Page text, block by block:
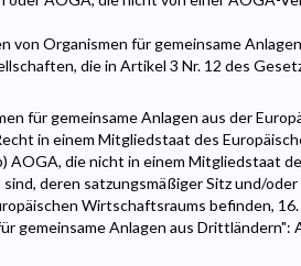
von Organismen für gemeinsame
die in Artikel 3 Nr. 12 des
für gemeinsame Anlagen aus der
in einem Mitgliedstaat des
AOGA, die nicht in einem Mitgliedstaat
deren satzungsmäßiger Sitz und/
Wirtschaftsraums befinden, 16.
gemeinsame Anlagen aus Drittländern":